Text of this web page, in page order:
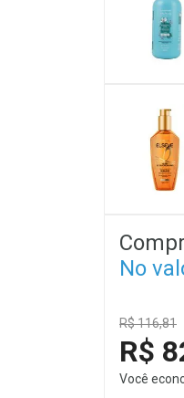
No
R$ 116,81
R$
Você